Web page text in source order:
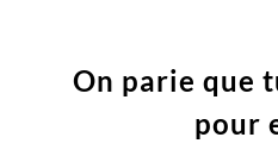
On parie que
pour